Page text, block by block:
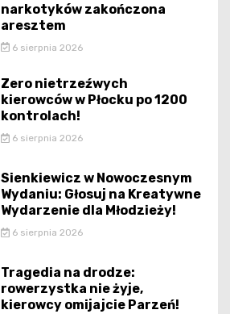
narkotyków zakończona
aresztem
6 sierpnia 2026
Zero nietrzeźwych
kierowców w Płocku po 1200
kontrolach!
6 sierpnia 2026
Sienkiewicz w Nowoczesnym
Wydaniu: Głosuj na Kreatywne
Wydarzenie dla Młodzieży!
6 sierpnia 2026
Tragedia na drodze:
rowerzystka nie żyje,
kierowcy omijajcie Parzeń!